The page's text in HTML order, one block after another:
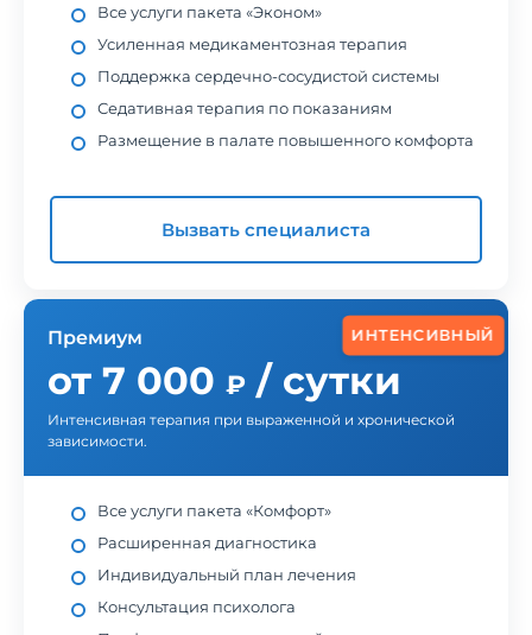
Все услуги пакета «Эконом»
Усиленная медикаментозная терапия
Поддержка сердечно-сосудистой системы
Седативная терапия по показаниям
Размещение в палате повышенного комфорта
Вызвать специалиста
ИНТЕНСИВНЫЙ
Премиум
от 7 000 ₽ / сутки
Интенсивная терапия при выраженной и хронической
зависимости.
Все услуги пакета «Комфорт»
Расширенная диагностика
Индивидуальный план лечения
Консультация психолога